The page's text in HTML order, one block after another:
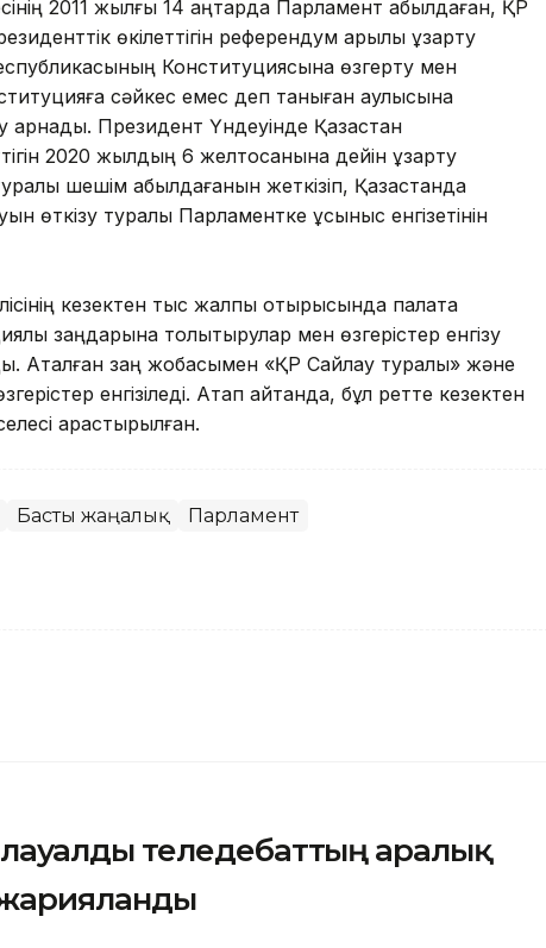
2011 жылғы 14 қаңтарда Парламент қабылдаған, ҚР
өкілеттігін референдум арқылы ұзарту
Конституциясына өзгерту мен
сәйкес емес деп таныған қаулысына
арнады. Президент Үндеуінде Қазақстан
2020 жылдың 6 желтоқсанына дейін ұзарту
шешім қабылдағанын жеткізіп, Қазақстанда
өткізу туралы Парламентке ұсыныс енгізетінін
кезектен тыс жалпы отырысында палата
заңдарына толықтырулар мен өзгерістер енгізу
Аталған заң жобасымен «ҚР Сайлау туралы» және
енгізіледі. Атап айтқанда, бұл ретте кезектен
қарастырылған.
Басты жаңалық Парламент
теледебаттың аралық